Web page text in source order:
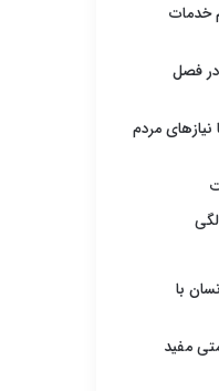
خدمات
فصل
مردم
با
مفید